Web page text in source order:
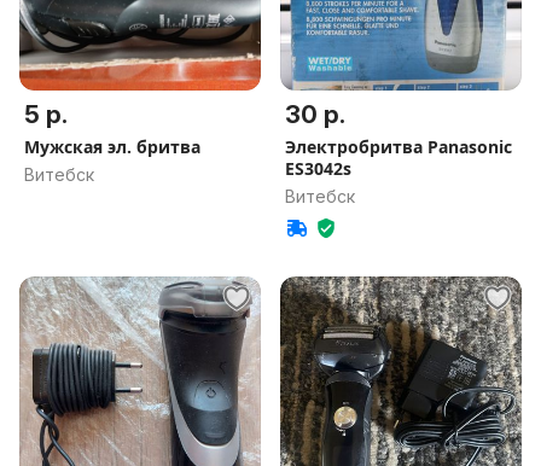
5 р.
Мужская эл. бритва
Витебск
30 р.
Электробритва Panasonic
ES3042s
Витебск